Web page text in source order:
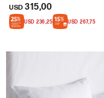
USD 315,00
USD 236,25 USD 267,75